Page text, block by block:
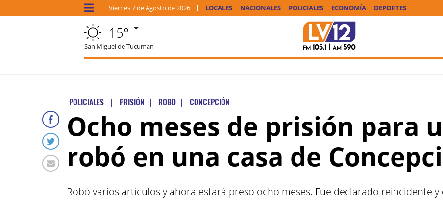
Viernes7 deAgosto de 2026 LOCALES NACIONALES POLICIALES ECONOMÍA DEPORTES
15°
San Miguel de Tucuman
POLICIALES | PRISIÓN | ROBO | CONCEPCIÓN
Ocho meses de prisión para
robó en una casa de
Robó varios artículos y ahora estará preso ocho meses. Fue declarado reincidente